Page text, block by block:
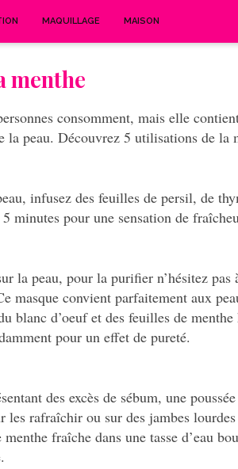
MAQUILLAGE MAISON
menthe
consomment, mais elle
peau. Découvrez 5 utilisations de la
infusez des feuilles de persil, de
minutes pour une sensation de
la peau, pour la purifier n’hésitez
masque convient parfaitement aux
blanc d’oeuf et des feuilles de
pour un effet de pureté.
des excès de sébum, une
les rafraîchir ou sur des jambes
fraîche dans une tasse d’eau